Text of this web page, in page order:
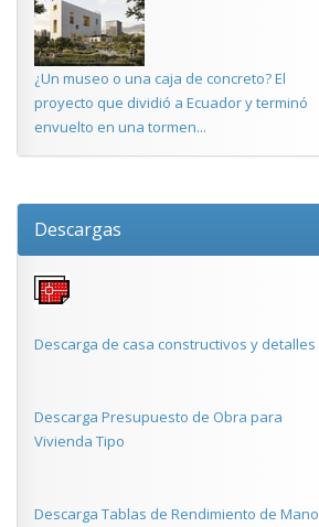
¿Un museo o una caja de concreto? El
proyecto que dividió a Ecuador y terminó
envuelto en una tormen...
Descargas
Descarga de casa constructivos y detalles
Descarga Presupuesto de Obra para
Vivienda Tipo
Descarga Tablas de Rendimiento de Mano